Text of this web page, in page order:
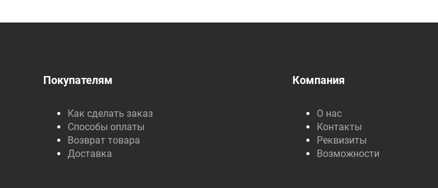
Покупателям
Как сделать заказ
Способы оплаты
Возврат товара
Доставка
Компания
О нас
Контакты
Реквизиты
Возможности